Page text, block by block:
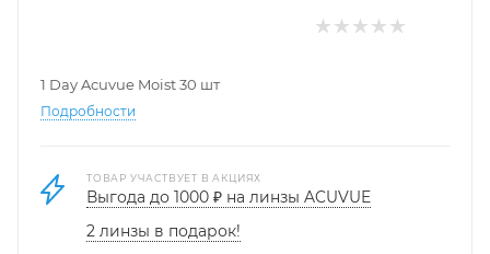
1 Day Acuvue Moist 30 шт
Подробности
ТОВАР УЧАСТВУЕТ В АКЦИЯХ
Выгода до 1000 ₽ на линзы ACUVUE
2 линзы в подарок!